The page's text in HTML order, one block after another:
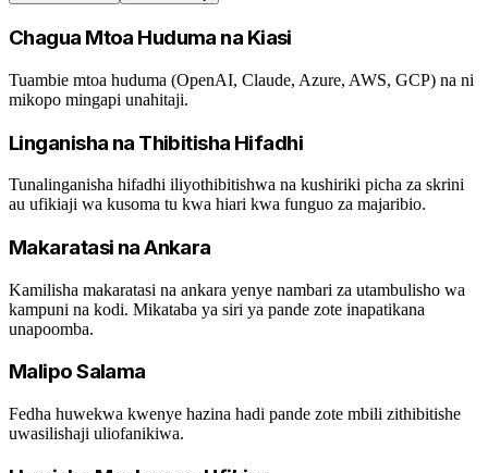
Chagua Mtoa Huduma na Kiasi
Tuambie mtoa huduma (OpenAI, Claude, Azure, AWS, GCP) na ni
mikopo mingapi unahitaji.
Linganisha na Thibitisha Hifadhi
Tunalinganisha hifadhi iliyothibitishwa na kushiriki picha za skrini
au ufikiaji wa kusoma tu kwa hiari kwa funguo za majaribio.
Makaratasi na Ankara
Kamilisha makaratasi na ankara yenye nambari za utambulisho wa
kampuni na kodi. Mikataba ya siri ya pande zote inapatikana
unapoomba.
Malipo Salama
Fedha huwekwa kwenye hazina hadi pande zote mbili zithibitishe
uwasilishaji uliofanikiwa.